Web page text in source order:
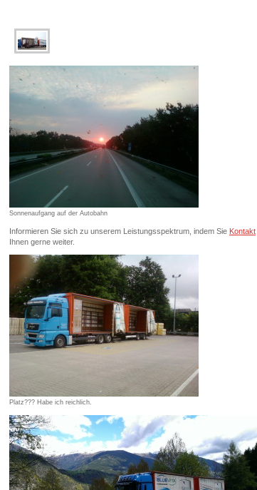
Sonnenaufgang auf der Autobahn
Informieren Sie sich zu unserem Leistungsspektrum, indem Sie Kontakt
Ihnen gerne weiter.
Platz??? Habe ich reichlich.